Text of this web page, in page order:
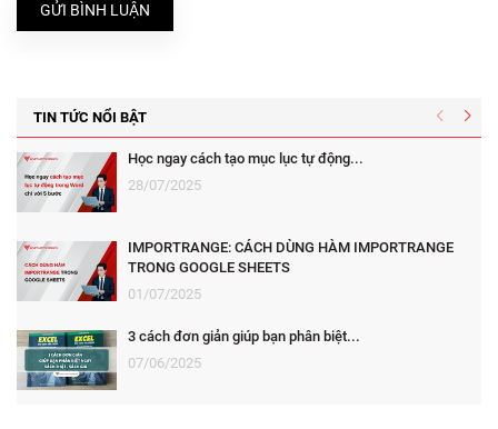
GỬI BÌNH LUẬN
TIN TỨC NỔI BẬT
Học ngay cách tạo mục lục tự động...
28/07/2025
IMPORTRANGE: CÁCH DÙNG HÀM IMPORTRANGE
TRONG GOOGLE SHEETS
01/07/2025
3 cách đơn giản giúp bạn phân biệt...
07/06/2025